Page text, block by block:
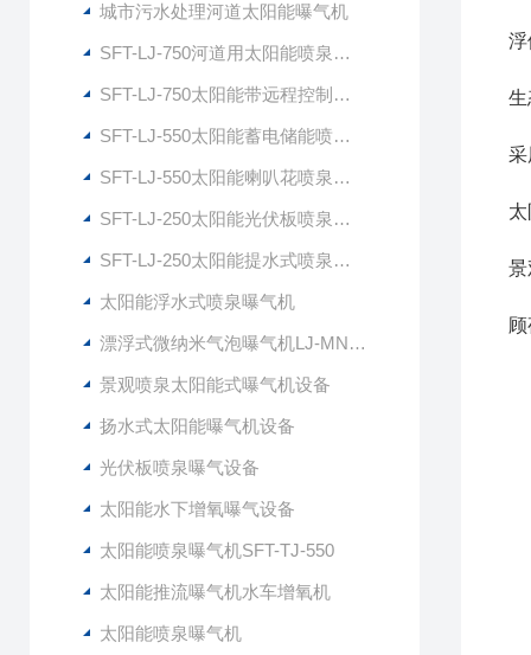
城市污水处理河道太阳能曝气机
SFT-LJ-750河道用太阳能喷泉式曝气机
SFT-LJ-750太阳能带远程控制喷泉曝气机
SFT-LJ-550太阳能蓄电储能喷泉曝气机
SFT-LJ-550太阳能喇叭花喷泉曝气机
SFT-LJ-250太阳能光伏板喷泉曝气机
SFT-LJ-250太阳能提水式喷泉曝气机
太阳能浮水式喷泉曝气机
漂浮式微纳米气泡曝气机LJ-MNG7500
景观喷泉太阳能式曝气机设备
扬水式太阳能曝气机设备
光伏板喷泉曝气设备
太阳能水下增氧曝气设备
太阳能喷泉曝气机SFT-TJ-550
太阳能推流曝气机水车增氧机
太阳能喷泉曝气机
浮
生
采
景